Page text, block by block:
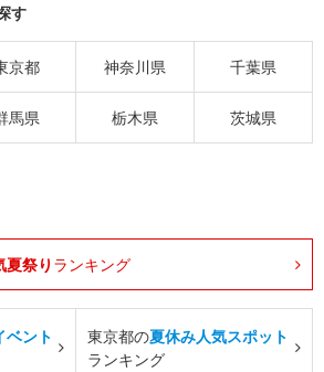
す
京都 神奈川県 千葉県
馬県 栃木県 茨城県
夏祭り ランキング
ベント
東京都の夏休み人気スポット
ランキング